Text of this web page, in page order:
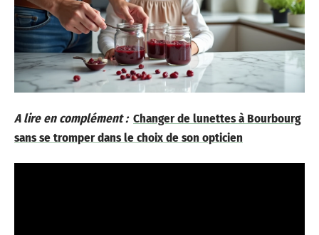
A lire en complément : Changer de lunettes à Bourbourg
sans se tromper dans le choix de son opticien